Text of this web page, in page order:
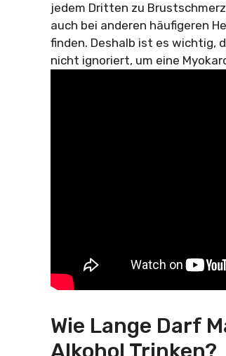
jedem Dritten zu
auch bei anderen häufigeren
finden. Deshalb ist es wichtig,
nicht ignoriert, um eine
Wie Lange Darf
Alkohol Trinken?